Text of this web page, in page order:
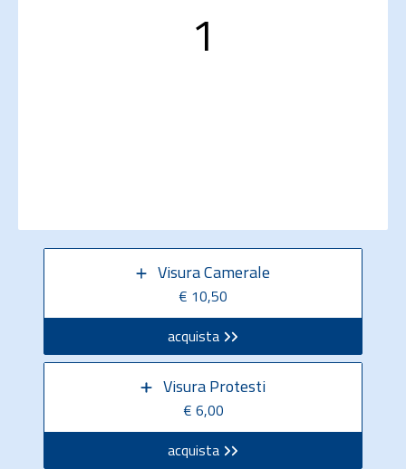
1
Visura Camerale
€ 10,50
acquista
Visura Protesti
€ 6,00
acquista